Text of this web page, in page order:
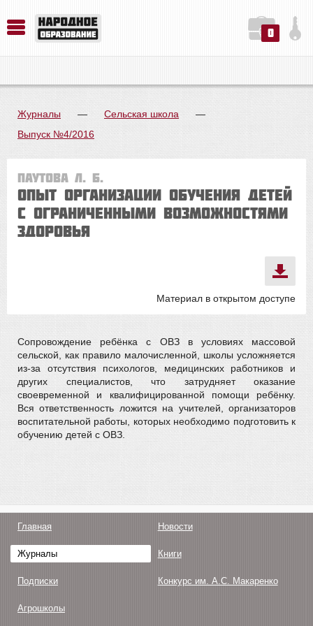
0
Журналы — Сельская школа
—
Выпуск №4/2016
Паутова Л. Б.
Опыт организации обучения детей
с ограниченными возможностями
здоровья
Материал в открытом доступе
Сопровождение ребёнка с ОВЗ в условиях массовой
сельской, как правило малочисленной, школы усложняется
из-за отсутствия психологов, медицинских работников и
других специалистов, что затрудняет оказание
своевременной и квалифицированной помощи ребёнку.
Вся ответственность ложится на учителей, организаторов
воспитательной работы, которых необходимо подготовить к
обучению детей с ОВЗ.
Главная Новости
Журналы Книги
Подписки Конкурс им. А.С. Макаренко
Агрошколы